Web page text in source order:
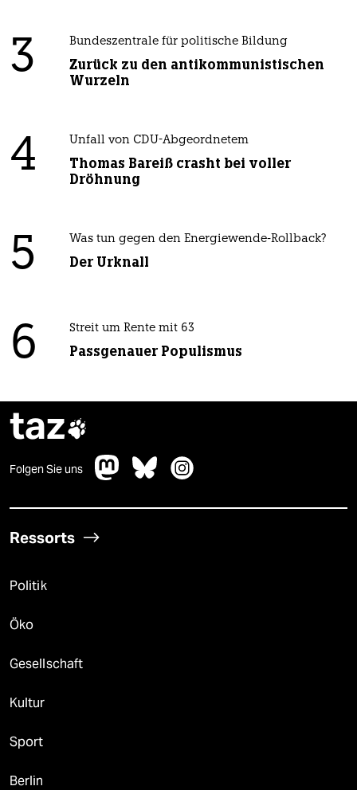
3 Bundeszentrale für politische Bildung
Zurück zu den antikommunistischen
Wurzeln
4 Unfall von CDU-Abgeordnetem
Thomas Bareiß crasht bei voller
Dröhnung
5 Was tun gegen den Energiewende-Rollback?
Der Urknall
6 Streit um Rente mit 63
Passgenauer Populismus
taz
Folgen Sie uns
Ressorts
Politik
Öko
Gesellschaft
Kultur
Sport
Berlin